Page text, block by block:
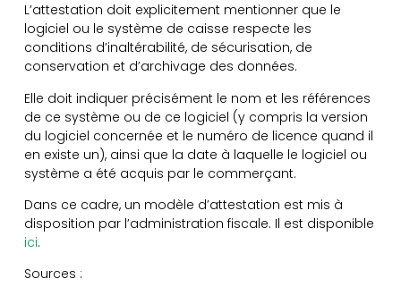
L’attestation doit explicitement mentionner que le
logiciel ou le système de caisse respecte les
conditions d’inaltérabilité, de sécurisation, de
conservation et d’archivage des données.
Elle doit indiquer précisément le nom et les références
de ce système ou de ce logiciel (y compris la version
du logiciel concernée et le numéro de licence quand il
en existe un), ainsi que la date à laquelle le logiciel ou
système a été acquis par le commerçant.
Dans ce cadre, un modèle d’attestation est mis à
disposition par l’administration fiscale. Il est disponible
ici.
Sources :